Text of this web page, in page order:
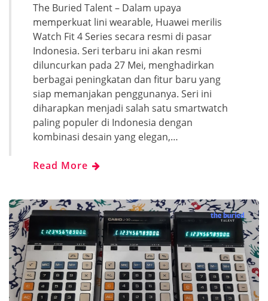
The Buried Talent – Dalam upaya
memperkuat lini wearable, Huawei merilis
Watch Fit 4 Series secara resmi di pasar
Indonesia. Seri terbaru ini akan resmi
diluncurkan pada 27 Mei, menghadirkan
berbagai peningkatan dan fitur baru yang
siap memanjakan penggunanya. Seri ini
diharapkan menjadi salah satu smartwatch
paling populer di Indonesia dengan
kombinasi desain yang elegan,…
Read More